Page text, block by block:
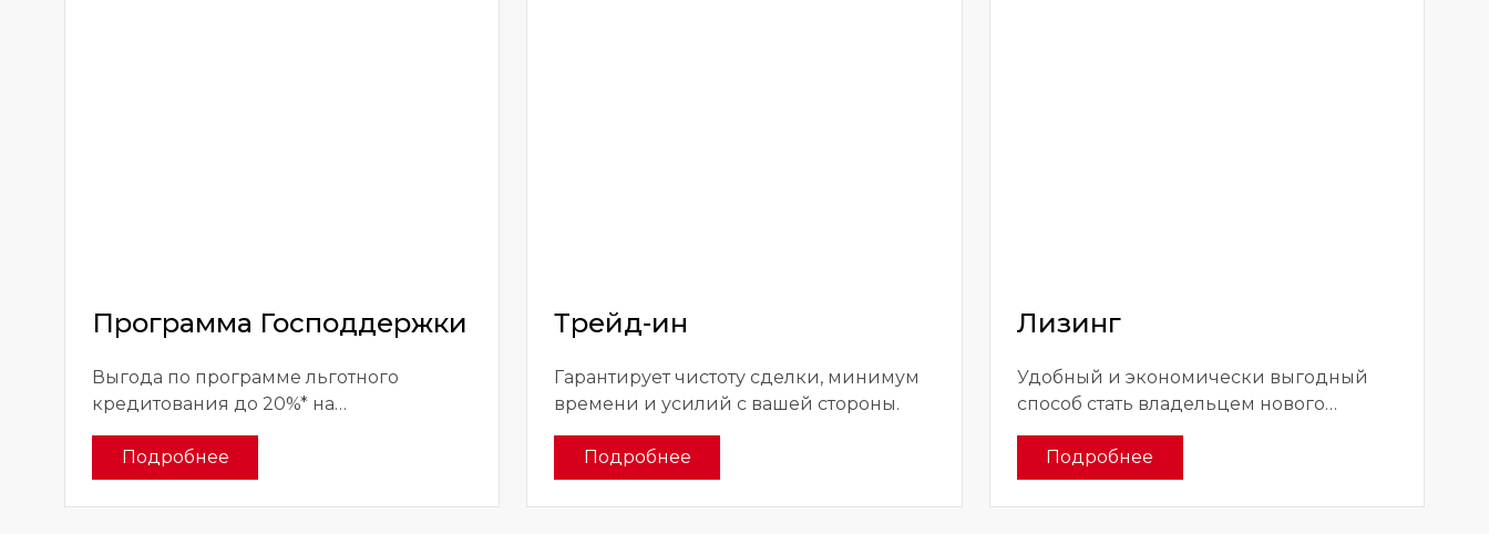
Программа Господдержки
Выгода по программе льготного
кредитования до 20%* на
приобретение Москвич 3
Подробнее
Трейд-ин
Гарантирует чистоту сделки, минимум
времени и усилий с вашей стороны.
Подробнее
Лизинг
Удобный и экономически выгодный
способ стать владельцем нового
автомобиля
Подробнее